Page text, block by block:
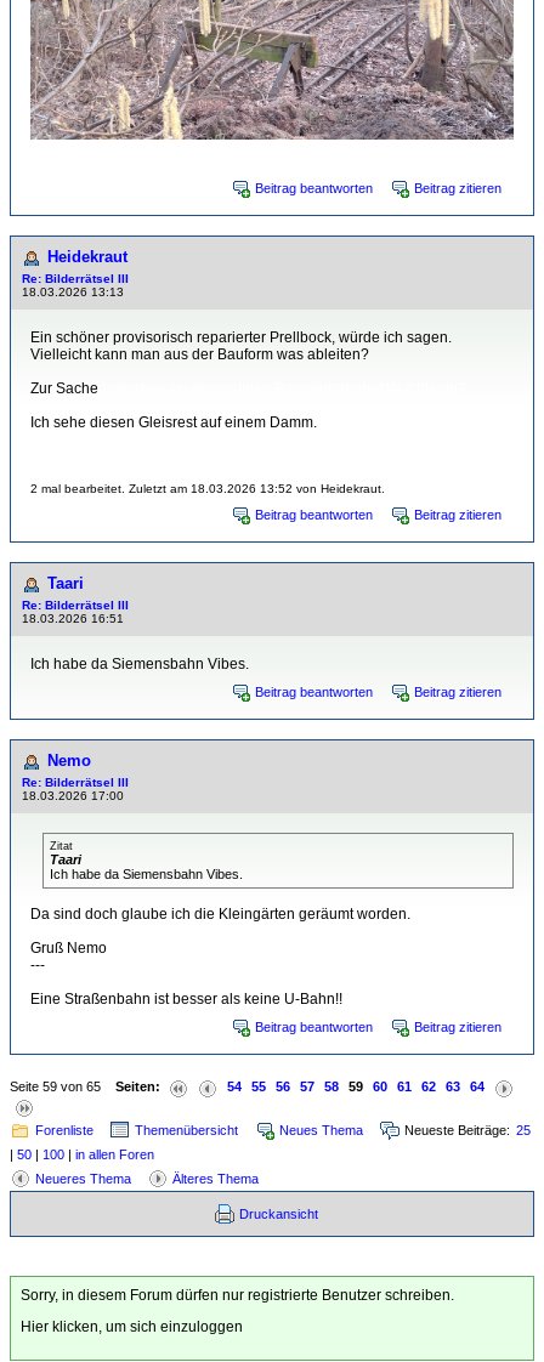
Beitrag beantworten Beitrag zitieren
Heidekraut
Re: Bilderrätsel III
18.03.2026 13:13
Ein schöner provisorisch reparierter Prellbock, würde ich sagen.
Vielleicht kann man aus der Bauform was ableiten?
Zur Sache
Ich sehe diesen Gleisrest auf einem Damm.
2 mal bearbeitet. Zuletzt am 18.03.2026 13:52 von Heidekraut.
Beitrag beantworten Beitrag zitieren
Taari
Re: Bilderrätsel III
18.03.2026 16:51
Ich habe da Siemensbahn Vibes.
Beitrag beantworten Beitrag zitieren
Nemo
Re: Bilderrätsel III
18.03.2026 17:00
Zitat
Taari
Ich habe da Siemensbahn Vibes.
Da sind doch glaube ich die Kleingärten geräumt worden.
Gruß Nemo
---
Eine Straßenbahn ist besser als keine U-Bahn!!
Beitrag beantworten Beitrag zitieren
Seite 59 von 65 Seiten: 54 55 56 57 58 59 60 61 62 63 64
Forenliste Themenübersicht Neues Thema Neueste Beiträge: 25
| 50 | 100 | in allen Foren
Neueres Thema
Älteres Thema
Druckansicht
Sorry, in diesem Forum dürfen nur registrierte Benutzer schreiben.
Hier klicken, um sich einzuloggen